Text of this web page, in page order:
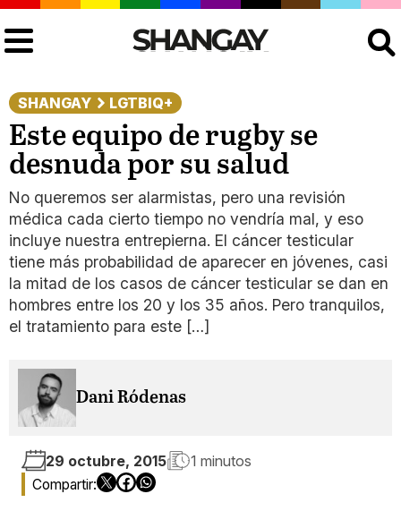
SHANGAY LGTBIQ+
Este equipo de rugby se
desnuda por su salud
No queremos ser alarmistas, pero una revisión
médica cada cierto tiempo no vendría mal, y eso
incluye nuestra entrepierna. El cáncer testicular
tiene más probabilidad de aparecer en jóvenes, casi
la mitad de los casos de cáncer testicular se dan en
hombres entre los 20 y los 35 años. Pero tranquilos,
el tratamiento para este […]
Dani Ródenas
29 octubre, 2015 1 minutos